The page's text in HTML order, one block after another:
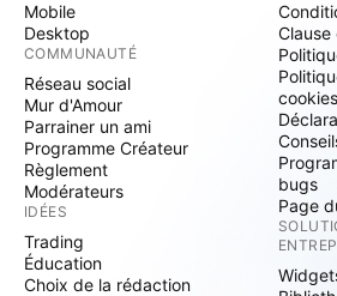
Mobile
Desktop
COMMUNAUTÉ
Réseau social
Mur d'Amour
Parrainer un ami
Programme Créateur
Règlement
Modérateurs
IDÉES
Trading
Éducation
Choix de la rédaction
cookies
bugs
Page